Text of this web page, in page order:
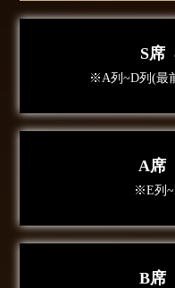
S席
※A列~D列(最
A席
※E列
B席